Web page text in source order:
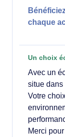
chaque
Un choix
Avec un
situe dans
Votre
Merci